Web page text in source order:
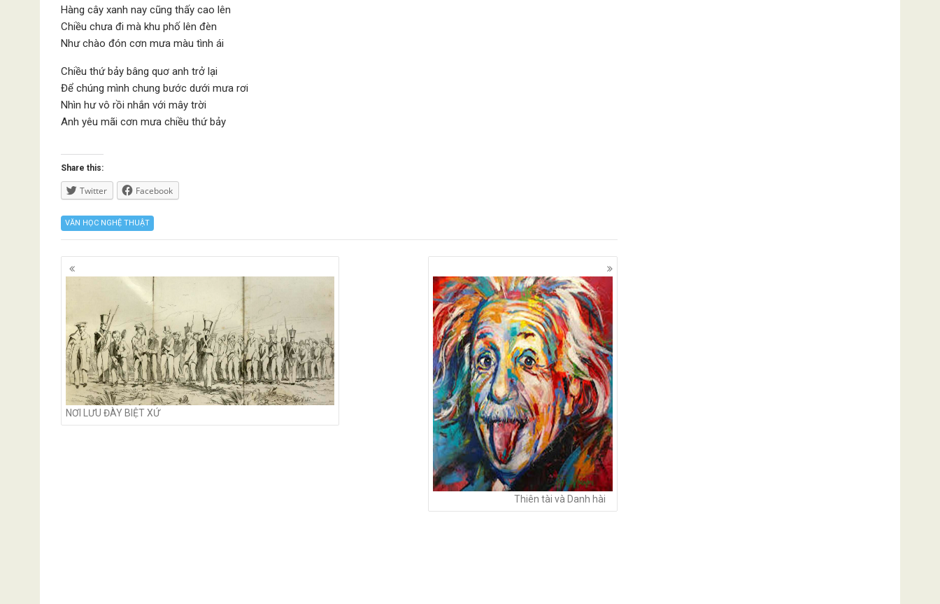
Hàng cây xanh nay cũng thấy cao lên
Chiều chưa đi mà khu phố lên đèn
Như chào đón cơn mưa màu tình ái
Chiều thứ bảy bâng quơ anh trở lại
Để chúng mình chung bước dưới mưa rơi
Nhìn hư vô rồi nhắn với mây trời
Anh yêu mãi cơn mưa chiều thứ bảy
Share this:
Twitter Facebook
VĂN HỌC NGHỆ THUẬT
Posts
navigation
NƠI LƯU ĐÀY BIỆT XỨ
Thiên tài và Danh hài